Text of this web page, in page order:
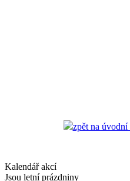
zpět na
Kalendář akcí
Jsou letní prázdniny